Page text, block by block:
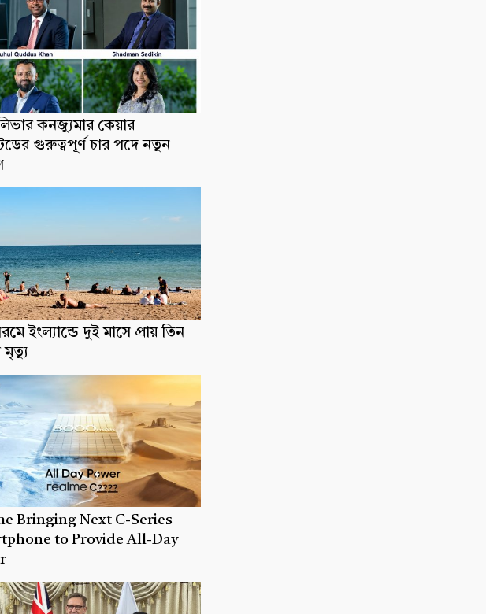
কনজ্যুমার কেয়ার
গুরুত্বপূর্ণ চার পদে নতুন
ইংল্যান্ডে দুই মাসে প্রায় তিন
মৃত্যু
Bringing Next C-Series
to Provide All-Day